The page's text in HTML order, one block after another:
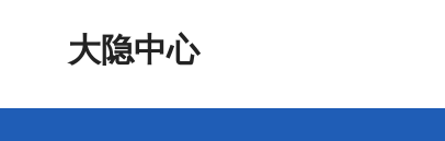
大隐中心